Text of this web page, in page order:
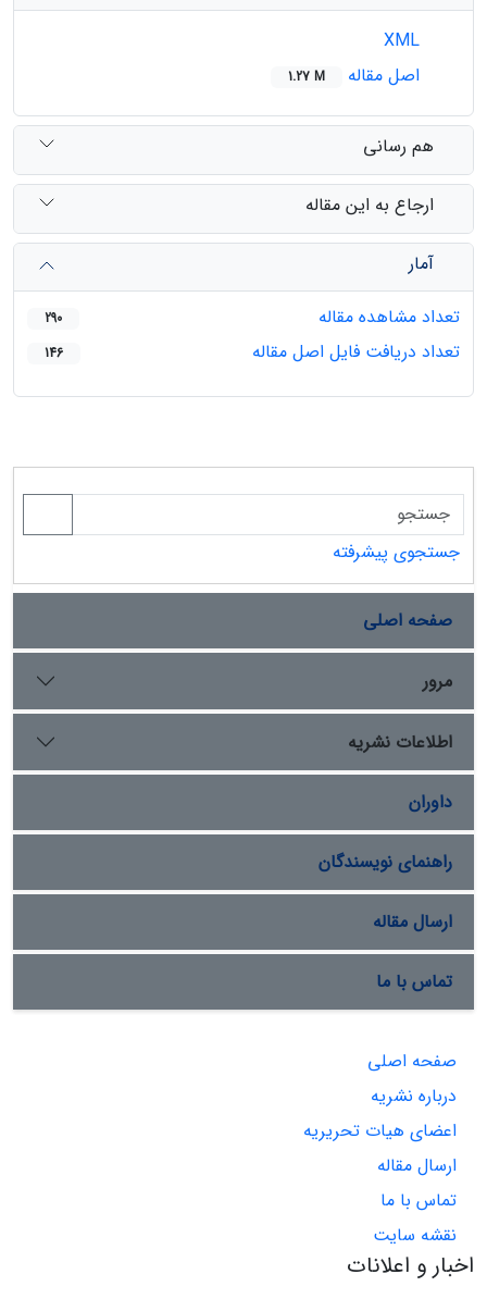
اصل مقاله
1.27 M
هم رسانی
ارجاع به این مقاله
آمار
تعداد مشاهده مقاله
290
تعداد دریافت فایل اصل مقاله 146
جستجوی پیشرفته
صفحه اصلی
مرور
اطلاعات نشریه
داوران
راهنمای نویسندگان
ارسال مقاله
تماس با ما
صفحه اصلی
درباره نشریه
اعضای هیات تحریریه
ارسال مقاله
تماس با ما
نقشه سایت
اخبار و اعلانات